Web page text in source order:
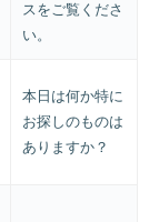
スをご覧くださ
い。
本日は何か特に
お探しのものは
ありますか？